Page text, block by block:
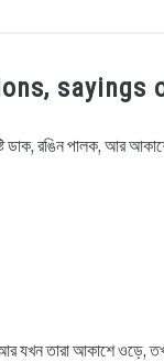
EDUCATIONAL
BENGALI NAMES
ডাক, রঙিন পালক, আর
যখন তারা আকাশে ওড়ে,